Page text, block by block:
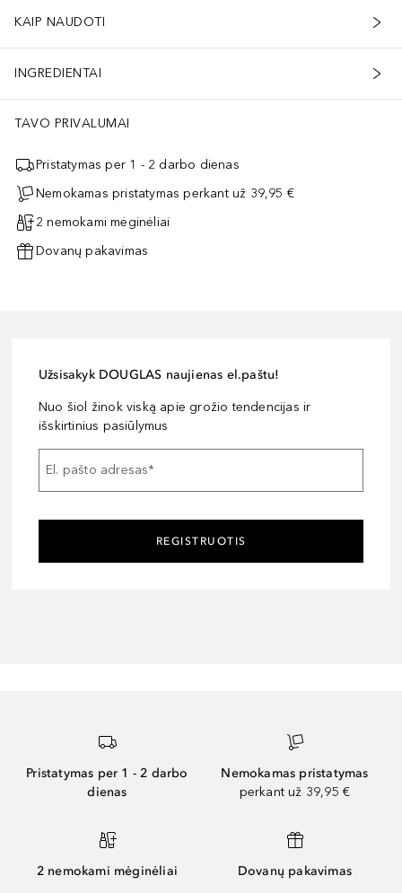
KAIP NAUDOTI
INGREDIENTAI
TAVO PRIVALUMAI
Pristatymas per 1 - 2 darbo dienas
Nemokamas pristatymas perkant už 39,95 €
2 nemokami mėginėliai
Dovanų pakavimas
Užsisakyk DOUGLAS naujienas el.paštu!
Nuo šiol žinok viską apie grožio tendencijas ir
išskirtinius pasiūlymus
El. pašto adresas*
REGISTRUOTIS
Pristatymas per 1 - 2 darbo
dienas
Nemokamas pristatymas
perkant už 39,95 €
2 nemokami mėginėliai Dovanų pakavimas